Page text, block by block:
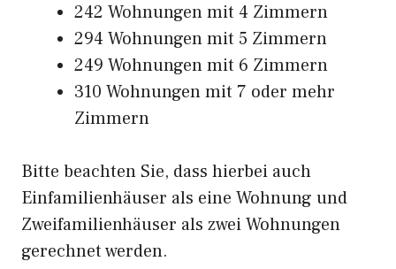
242 Wohnungen mit 4 Zimmern
294 Wohnungen mit 5 Zimmern
249 Wohnungen mit 6 Zimmern
310 Wohnungen mit 7 oder mehr
Zimmern
Bitte beachten Sie, dass hierbei auch
Einfamilienhäuser als eine Wohnung und
Zweifamilienhäuser als zwei Wohnungen
gerechnet werden.